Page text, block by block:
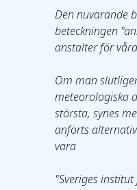
Den nuvarande
beteckningen
anstalter för
Om man
meteorologiska
största, synes
anförts
vara
"Sveriges